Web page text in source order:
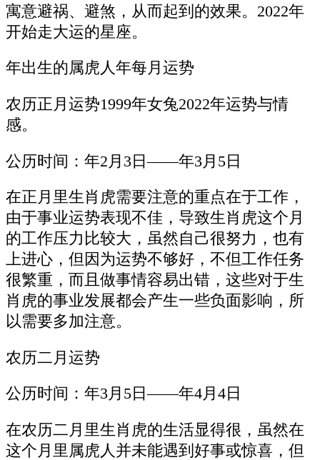
寓意避祸、避煞，从而起到的效果。2022年
开始走大运的星座。
年出生的属虎人年每月运势
农历正月运势1999年女兔2022年运势与情
感。
公历时间：年2月3日——年3月5日
在正月里生肖虎需要注意的重点在于工作，
由于事业运势表现不佳，导致生肖虎这个月
的工作压力比较大，虽然自己很努力，也有
上进心，但因为运势不够好，不但工作任务
很繁重，而且做事情容易出错，这些对于生
肖虎的事业发展都会产生一些负面影响，所
以需要多加注意。
农历二月运势
公历时间：年3月5日——年4月4日
在农历二月里生肖虎的生活显得很，虽然在
这个月里属虎人并未能遇到好事或惊喜，但